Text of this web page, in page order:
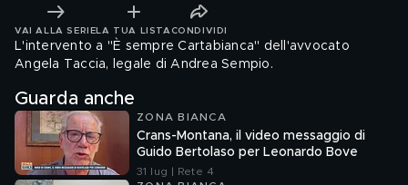
VAI ALLA SERIE LA TUA LISTA CONDIVIDI
L'intervento a "È sempre Cartabianca" dell'avvocato
Angela Taccia, legale di Andrea Sempio.
Guarda anche
ZONA BIANCA
Crans-Montana, il video messaggio di
Guido Bertolaso per Leonardo Bove
31 lug | Rete 4